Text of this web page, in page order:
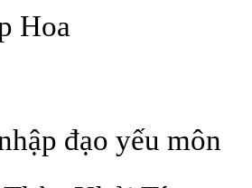
Hoa
đạo yếu môn